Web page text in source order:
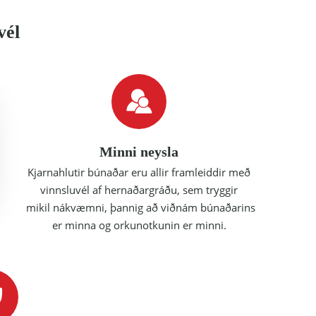
Minni neysla
Kjarnahlutir búnaðar eru allir framleiddir með
vinnsluvél af hernaðargráðu, sem tryggir
mikil nákvæmni, þannig að viðnám búnaðarins
er minna og orkunotkunin er minni.